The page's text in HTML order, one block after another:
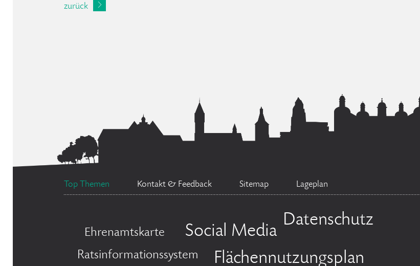
zurück
Top Themen Kontakt & Feedback Sitemap Lageplan
Ehrenamtskarte Social Media
Datenschutz
Ratsinformationssystem Flächennutzungsplan